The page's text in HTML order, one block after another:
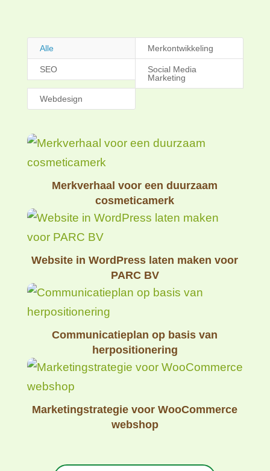
Alle Merkontwikkeling
SEO
Social Media
Marketing
Webdesign
Merkverhaal voor een duurzaam
cosmeticamerk
Website in WordPress laten maken voor
PARC BV
Communicatieplan op basis van
herpositionering
Marketingstrategie voor WooCommerce
webshop